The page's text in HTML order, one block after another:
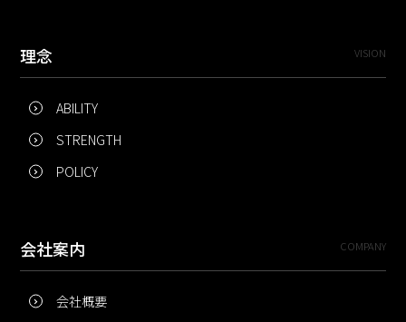
理念 VISION
ABILITY
STRENGTH
POLICY
会社案内 COMPANY
会社概要